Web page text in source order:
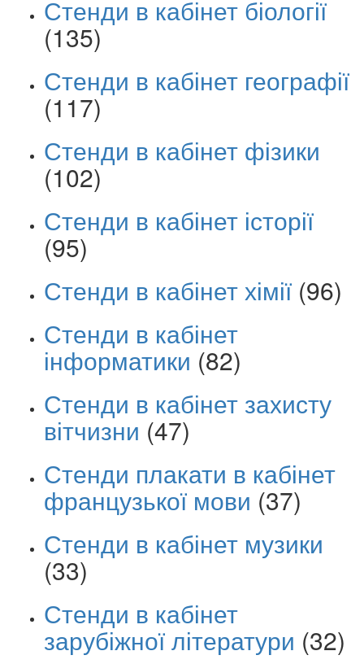
Стенди в кабінет біології
(135)
Стенди в кабінет географії
(117)
Стенди в кабінет фізики
(102)
Стенди в кабінет історії
(95)
Стенди в кабінет хімії (96)
Стенди в кабінет
інформатики (82)
Стенди в кабінет захисту
вітчизни (47)
Стенди плакати в кабінет
французької мови (37)
Стенди в кабінет музики
(33)
Стенди в кабінет
зарубіжної літератури (32)